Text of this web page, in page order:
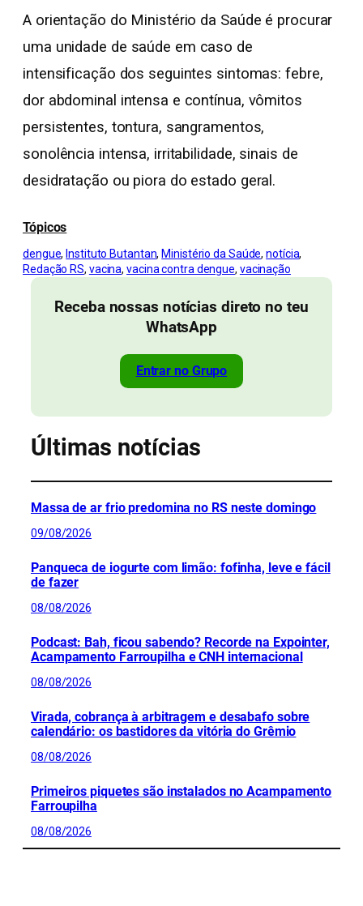
A orientação do Ministério da Saúde é procurar
uma unidade de saúde em caso de
intensificação dos seguintes sintomas: febre,
dor abdominal intensa e contínua, vômitos
persistentes, tontura, sangramentos,
sonolência intensa, irritabilidade, sinais de
desidratação ou piora do estado geral.
Tópicos
dengue, Instituto Butantan, Ministério da Saúde, notícia
Redação RS, vacina, vacina contra dengue, vacinação
Receba nossas notícias direto no teu
WhatsApp
Entrar no Grupo
Últimas notícias
Massa de ar frio predomina no RS neste domingo
09/08/2026
Panqueca de iogurte com limão: fofinha, leve e fácil
de fazer
08/08/2026
Podcast: Bah, ficou sabendo? Recorde na Expointer,
Acampamento Farroupilha e CNH internacional
08/08/2026
Virada, cobrança à arbitragem e desabafo sobre
calendário: os bastidores da vitória do Grêmio
08/08/2026
Primeiros piquetes são instalados no Acampamento
Farroupilha
08/08/2026